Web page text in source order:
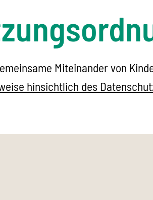
Miteinander von
hinsichtlich des